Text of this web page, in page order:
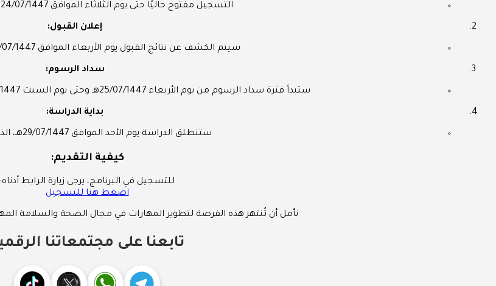
التسجيل مفتوح حاليًا حتى يوم الثلاثاء الموافق 24/07/1447هـ، الذي يوافق 13/01/2026م.
إعلان القبول:
سيتم الكشف عن نتائج القبول يوم الأربعاء الموافق 25/07/1447هـ، الموافقة 14/01/2026م.
سداد الرسوم:
ستبدأ فترة سداد الرسوم من يوم الأربعاء 25/07/1447هـ وحتى يوم السبت 28/07/1447هـ، أي من 14/01/2026م إلى 17/01/2026م.
بداية الدراسة:
ستنطلق الدراسة يوم الأحد الموافق 29/07/1447هـ، الذي يوافق 18/01/2026م.
كيفية التقديم:
للتسجيل في البرنامج، يرجى زيارة الرابط أدناه:
اضغط هنا للتسجيل
نأمل أن تُنتهز هذه الفرصة لتطوير المهارات في مجال الصحة والسلامة
تابعنا على مجتمعاتنا